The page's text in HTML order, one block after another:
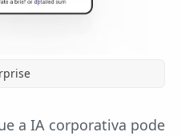
a IA corporativa pode